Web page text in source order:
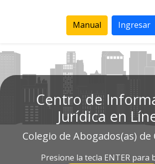
Manual Ingresar
Centro de
Jurídica en
Colegio de Abogados(as) de
Presione la tecla ENTER para